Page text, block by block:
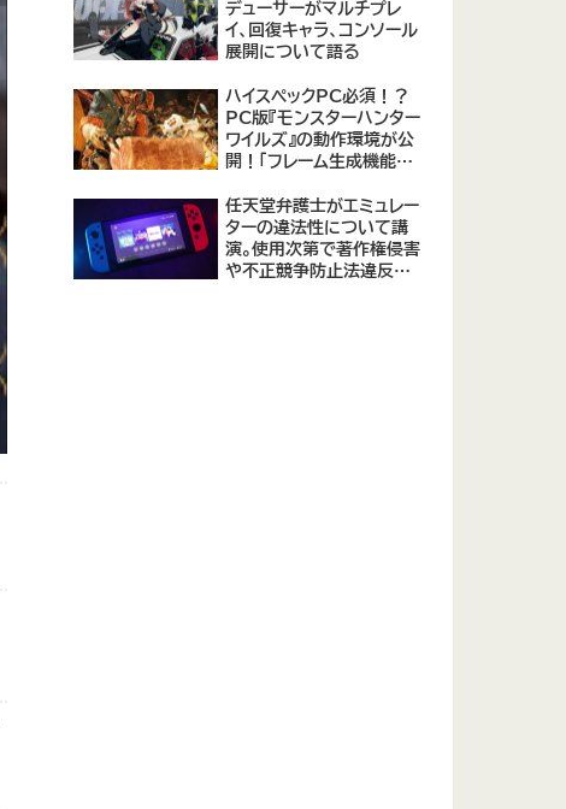
デューサーがマルチプレ
イ、回復キャラ、コンソール
展開について語る
ハイスペックPC必須！？
PC版『モンスターハンター
ワイルズ』の動作環境が公
開！「フレーム生成機能を
のは無理がある」との声も
任天堂弁護士がエミュレー
ターの違法性について講
演。使用次第で著作権侵害
や不正競争防止法違反に